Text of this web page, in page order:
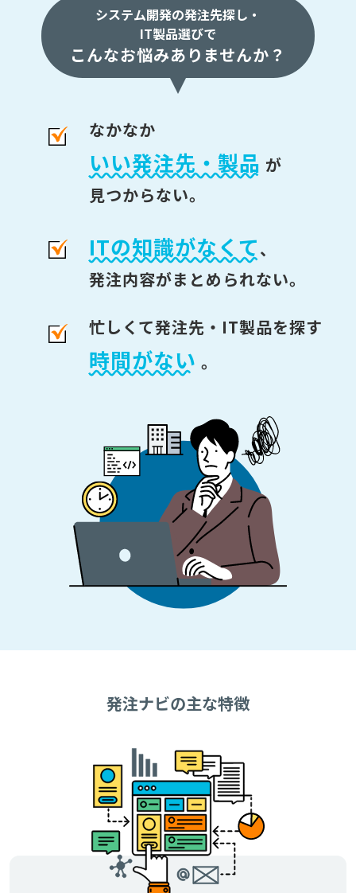
システム開発の発注先探し・
IT製品選びで
こんなお悩みありませんか？
なかなか
いい発注先・製品 が
見つからない。
ITの知識がなくて、
発注内容がまとめられない。
忙しくて発注先・IT製品を探す
時間がない 。
発注ナビの主な特徴